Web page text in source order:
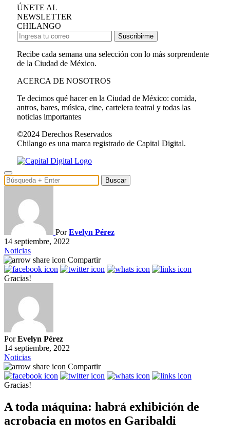
ÚNETE AL
NEWSLETTER
CHILANGO
Suscribirme
Recibe cada semana una selección con lo más sorprendente
de la Ciudad de México.
ACERCA DE NOSOTROS
Te decimos qué hacer en la Ciudad de México: comida,
antros, bares, música, cine, cartelera teatral y todas las
noticias importantes
©2024 Derechos Reservados
Chilango es una marca registrado de Capital Digital.
Buscar
PorEvelyn Pérez
14 septiembre, 2022
Noticias
Compartir
Gracias!
PorEvelyn Pérez
14 septiembre, 2022
Noticias
Compartir
Gracias!
A toda máquina: habrá exhibición de
acrobacia en motos en Garibaldi